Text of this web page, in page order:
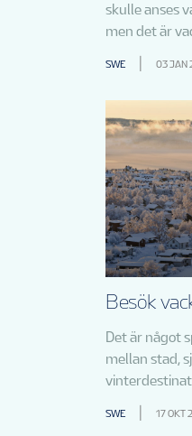
skulle anses
men det är
SWE 03 JAN
Besök
Det är något
mellan stad,
SWE 17 OKT